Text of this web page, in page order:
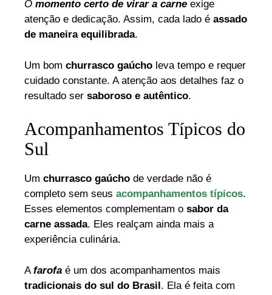
O momento certo de virar a carne exige
atenção e dedicação. Assim, cada lado é assado
de maneira equilibrada.
Um bom churrasco gaúcho leva tempo e requer
cuidado constante. A atenção aos detalhes faz o
resultado ser saboroso e autêntico.
Acompanhamentos Típicos do
Sul
Um churrasco gaúcho de verdade não é
completo sem seus acompanhamentos típicos.
Esses elementos complementam o sabor da
carne assada. Eles realçam ainda mais a
experiência culinária.
A farofa é um dos acompanhamentos mais
tradicionais do sul do Brasil. Ela é feita com